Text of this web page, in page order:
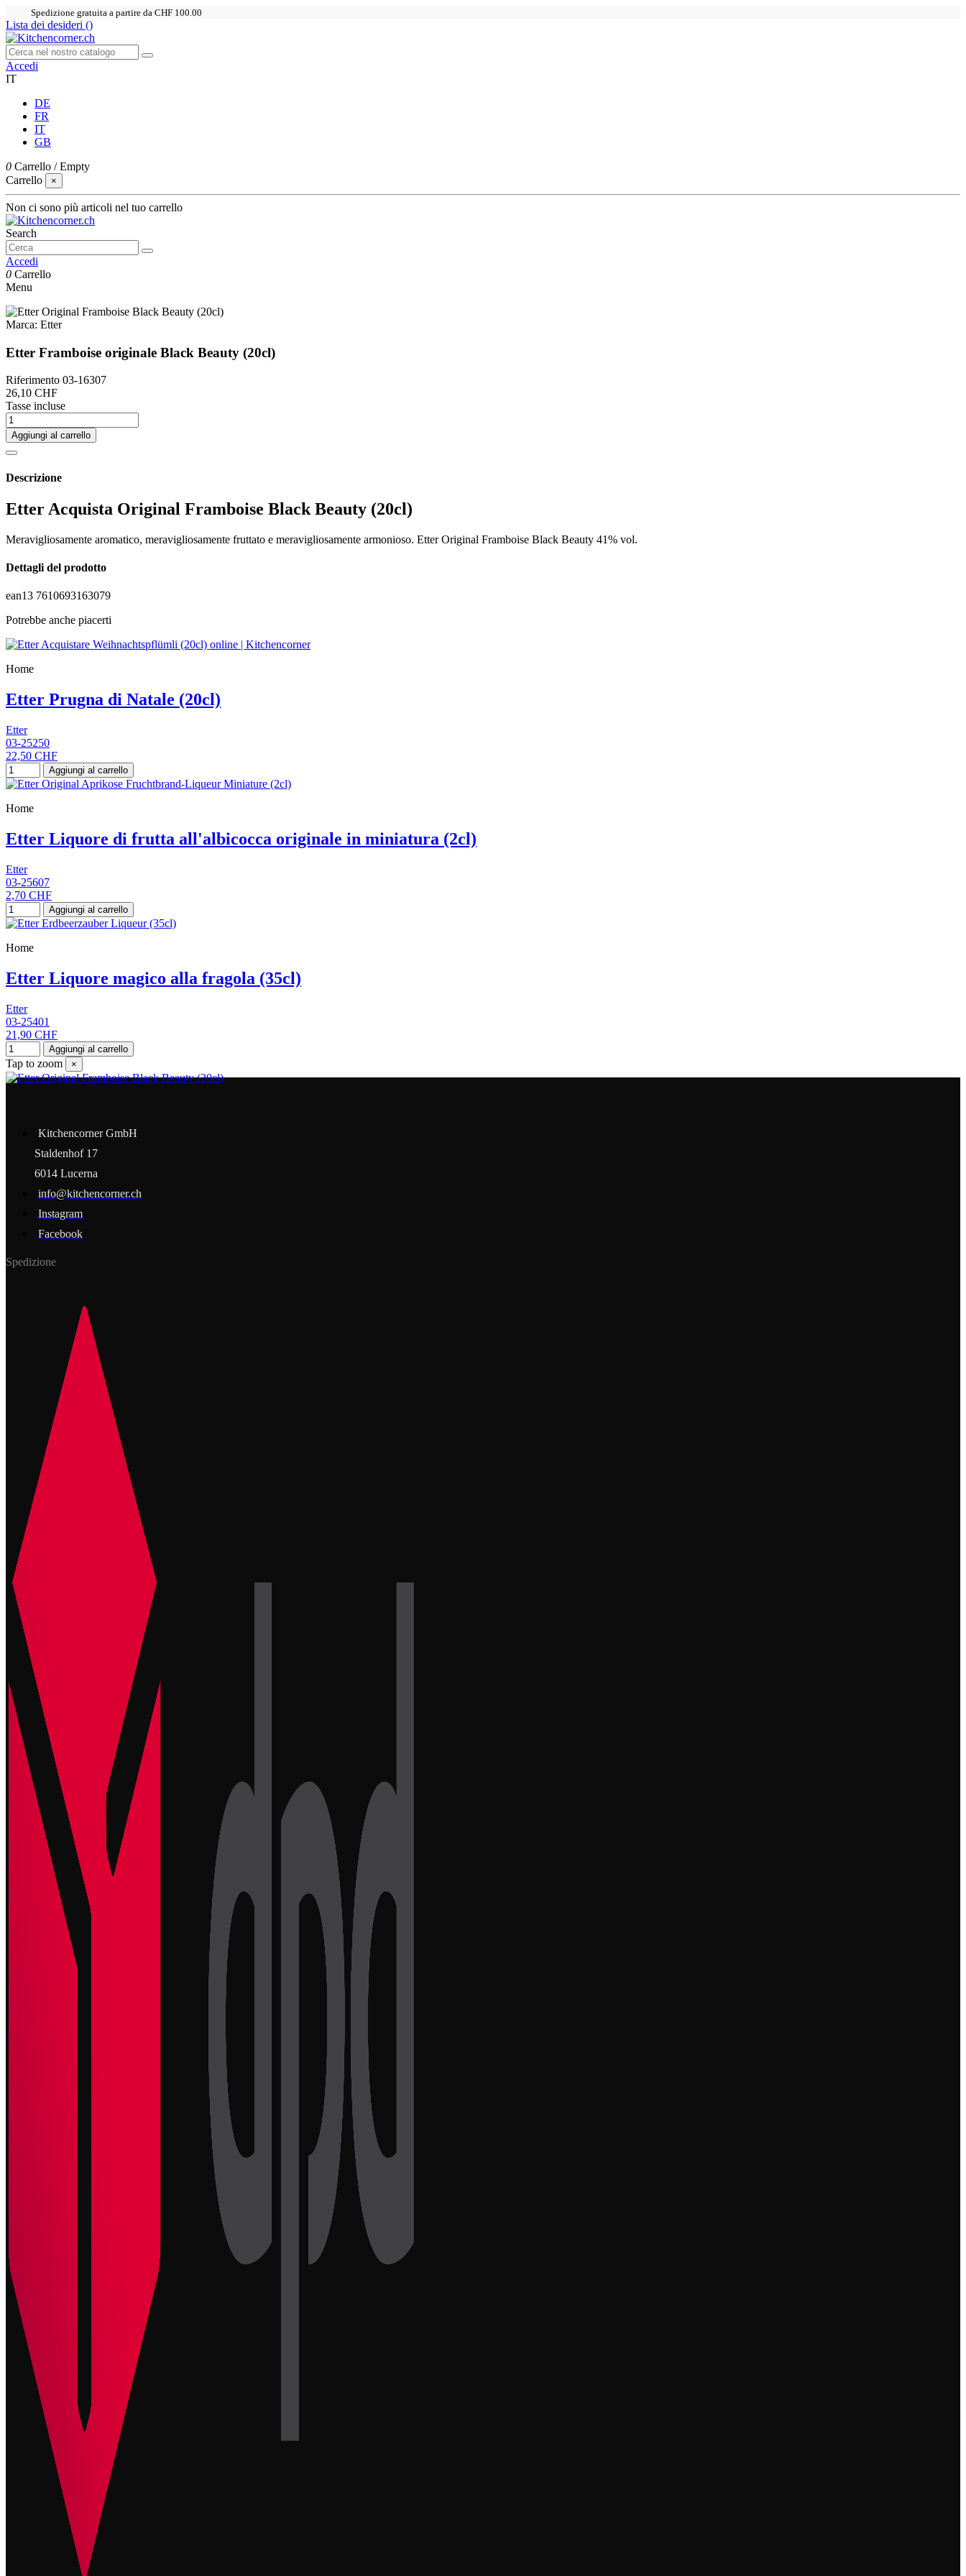
Spedizione gratuita a partire da CHF 100.00
Lista dei desideri ()
Accedi
IT
DE
FR
IT
GB
0 Carrello /Empty
Carrello
×
Non ci sono più articoli nel tuo carrello
Search
Accedi
0 Carrello
Menu
Marca: Etter
Etter Framboise originale Black Beauty (20cl)
Riferimento 03-16307
26,10 CHF
Tasse incluse
Aggiungi al carrello
Descrizione
Etter Acquista Original Framboise Black Beauty (20cl)
Meravigliosamente aromatico, meravigliosamente fruttato e meravigliosamente armonioso. Etter Original Framboise Black Beauty 41% vol.
Dettagli del prodotto
ean13 7610693163079
Potrebbe anche piacerti
Home
Etter Prugna di Natale (20cl)
Etter
03-25250
22,50 CHF
Aggiungi al carrello
Home
Etter Liquore di frutta all'albicocca originale in miniatura (2cl)
Etter
03-25607
2,70 CHF
Aggiungi al carrello
Home
Etter Liquore magico alla fragola (35cl)
Etter
03-25401
21,90 CHF
Aggiungi al carrello
Tap to zoom ×
Kitchencorner GmbH
Staldenhof 17
6014 Lucerna
info@kitchencorner.ch
Instagram
Facebook
Spedizione